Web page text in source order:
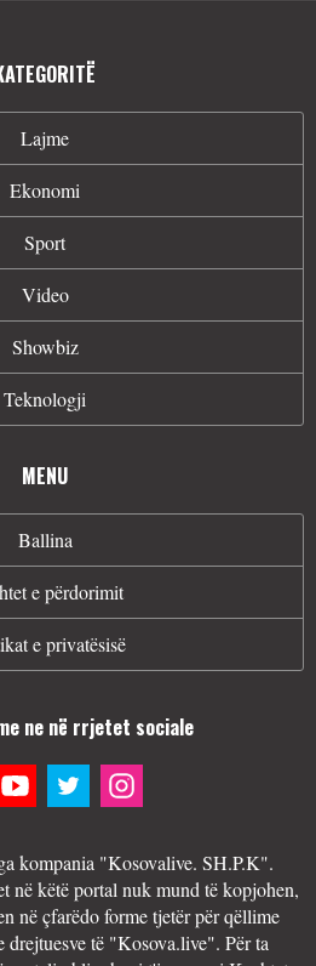
Lajme
Ekonomi
Sport
Video
Showbiz
Teknologji
MENU
Ballina
e përdorimit
e privatësisë
ne në rrjetet sociale
kompania "Kosovalive. SH.P.K".
në këtë portal nuk mund të kopjohen,
në çfarëdo forme tjetër për qëllime
të "Kosova.live". Për ta